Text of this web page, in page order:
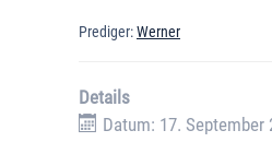
Prediger:Werner
Details
Datum: 17. September